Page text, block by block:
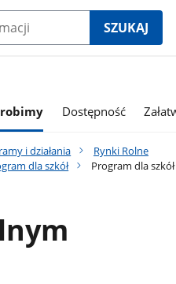
SZUKAJ
robimy Dostępność
i działania
Rynki Rolne
dla szkół Program dla